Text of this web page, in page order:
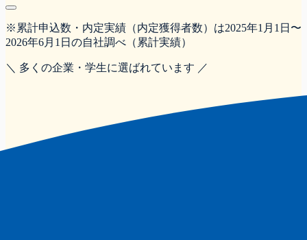
※累計申込数・内定実績（内定獲得者数）は2025年1月1日〜
2026年6月1日の自社調べ（累計実績）
＼ 多くの企業・学生に選ばれています ／